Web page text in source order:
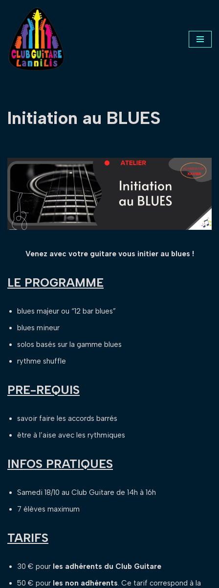
Aller
au
contenu
Initiation au BLUES
Venez avec votre guitare vous initier au blues !
LE PROGRAMME
blues majeur ou “12 bar blues”
blues mineur
solos basés sur la gamme blues
rythme shuffle
PRE-REQUIS
savoir faire les accords barrés
être à l’aise avec les rythmiques
INFOS PRATIQUES
Samedi 18/10 au Club Guitare de 14h à 16h
7 élèves maximum
TARIFS
30 € pour les adhérents du Club Guitare
50 € pour les non adhérents. Ce tarif correspond à la